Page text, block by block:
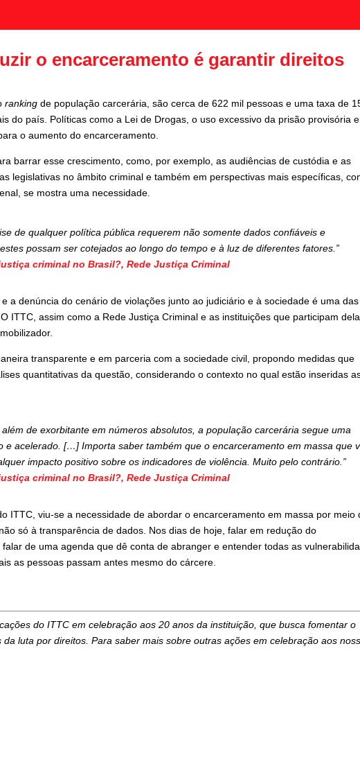
o encarceramento é garantir direitos
ranking de população carcerária, são cerca de 622 mil pessoas e uma taxa de
do país. Políticas como a Lei de Drogas, o uso excessivo da prisão provisória
o aumento do encarceramento.
barrar esse crescimento, como, por exemplo, as audiências de custódia e as
legislativas no âmbito criminal e também em perspectivas mais específicas,
se mostra uma necessidade.
de qualquer política pública requerem não somente dados confiáveis e
possam ser cotejados ao longo do tempo e à luz de diferentes fatores.”
criminal no Brasil?, Rede Justiça Criminal
a denúncia do cenário de violações junto ao judiciário e à sociedade é uma das
ITTC, assim como a Rede Justiça Criminal e as instituições que participam
transparente e em parceria com a sociedade civil, propondo medidas que
quantitativas da questão, considerando o contexto no qual estão inseridas
de exorbitante em números absolutos, a população carcerária segue uma
e acelerado. […] Importa saber também que o encarceramento em massa que
impacto positivo sobre os indicadores de violência. Muito pelo contrário.”
criminal no Brasil?, Rede Justiça Criminal
ITTC, viu-se a necessidade de abordar o encarceramento em massa por meio
só à transparência de dados. Nos dias de hoje, falar em redução do
de uma agenda que dê conta de abranger e entender todas as
as pessoas passam antes mesmo do cárcere.
do ITTC em celebração aos 20 anos da instituição, que busca fomentar o
luta por direitos. Para saber mais sobre outras ações em celebração aos